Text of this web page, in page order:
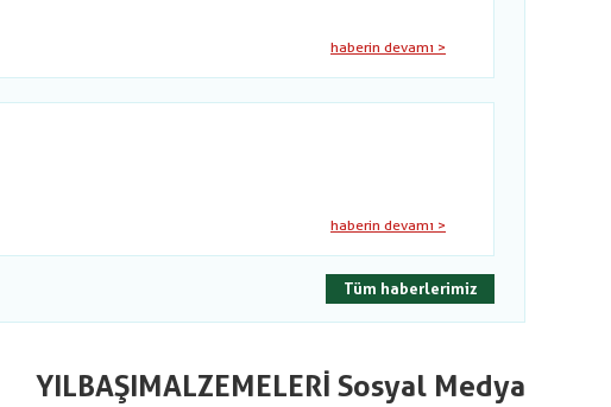
haberin devamı >
haberin devamı >
Tüm haberlerimiz
YILBAŞIMALZEMELERİ Sosyal Medya